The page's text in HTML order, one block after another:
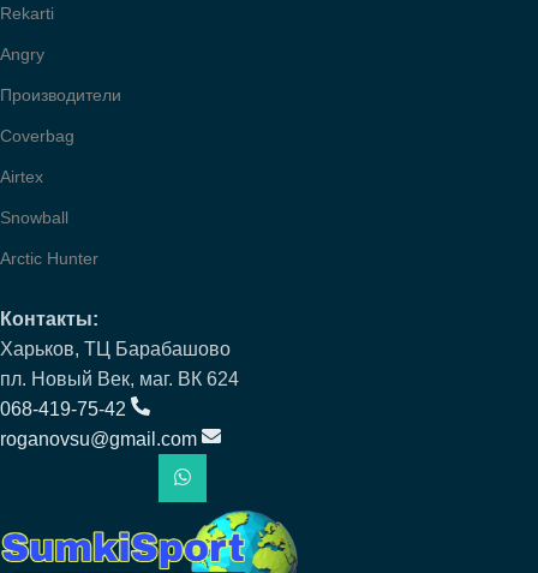
Rekarti
Angry
Производители
Coverbag
Airtex
Snowball
Arctic Hunter
Контакты:
Харьков, ТЦ Барабашово
пл. Новый Век, маг. ВК 624
068-419-75-42
roganovsu@gmail.com